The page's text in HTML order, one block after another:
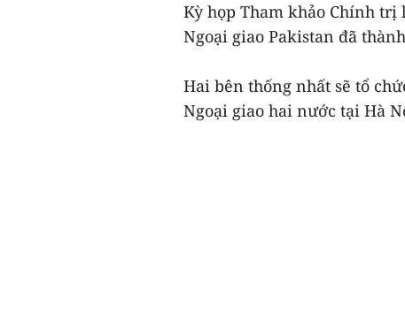
Kỳ họp Tham khảo Chính trị
Ngoại giao Pakistan đã
Hai bên thống nhất sẽ tổ
Ngoại giao hai nước tại Hà